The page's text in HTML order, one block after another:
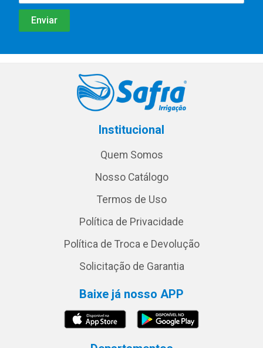
Institucional
Quem Somos
Nosso Catálogo
Termos de Uso
Política de Privacidade
Política de Troca e Devolução
Solicitação de Garantia
Baixe já nosso APP